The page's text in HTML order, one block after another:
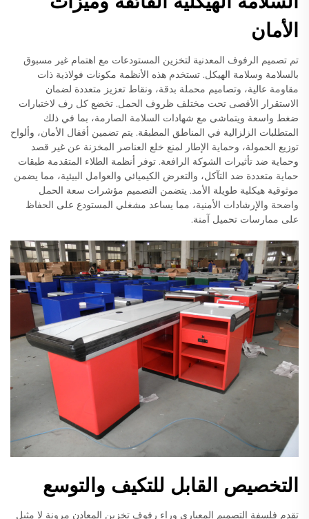
الأمان
تم تصميم الرفوف المعدنية لتخزين المستودعات مع اهتمام غير مسبوق
بالسلامة وسلامة الهيكل. تستخدم هذه الأنظمة مكونات فولاذية ذات
مقاومة عالية، وتصاميم محملة بدقة، ونقاط تعزيز متعددة لضمان
الاستقرار الأقصى تحت مختلف ظروف الحمل. تخضع كل رف لاختبارات
ضغط واسعة ويتماشى مع شهادات السلامة الصارمة، بما في ذلك
المتطلبات الزلزالية في المناطق المطبقة. يتم تضمين أقفال الأمان، وألواح
توزيع الحمولة، وحماية الإطار لمنع خلع العناصر المخزنة عن غير قصد
وحماية ضد تأثيرات الشوكة الرافعة. توفر أنظمة الطلاء المتقدمة طبقات
حماية متعددة ضد التآكل، والتعرض الكيميائي والعوامل البيئية، مما يضمن
موثوقية هيكلية طويلة الأمد. يتضمن التصميم مؤشرات سعة الحمل
واضحة والإرشادات الأمنية، مما يساعد مشغلي المستودع على الحفاظ
على ممارسات تحميل آمنة.
التخصيص القابل للتكيف والتوسع
تقدم فلسفة التصميم المعياري وراء رفوف تخزين المعادن مرونة لا مثيل